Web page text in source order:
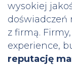
wysokiej
doświadczeń
z firmą.
experience,
reputację